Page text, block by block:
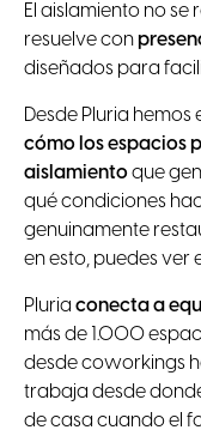
El aislamiento no se
resuelve con
diseñados para
Desde Pluria
cómo los espacios
aislamientoque
qué condiciones
genuinamente
en esto, puedes ver
Pluria conecta a
más de 1.000
desde coworkings
trabaja desde
de casa cuando el